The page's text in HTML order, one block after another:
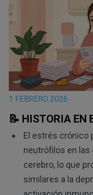
1 FEBRERO 2026
📝 HISTORIA EN
El estrés crónico
neutrófilos en las
cerebro, lo que
similares a la